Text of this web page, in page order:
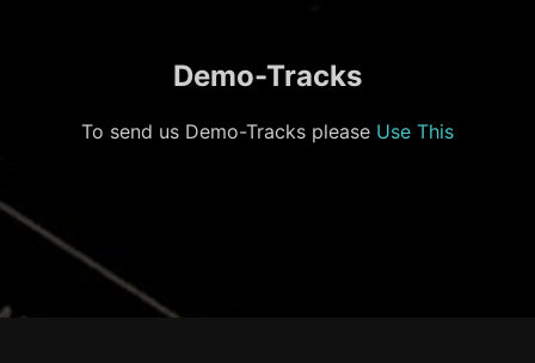
Demo-Tracks
To send us Demo-Tracks please Use This